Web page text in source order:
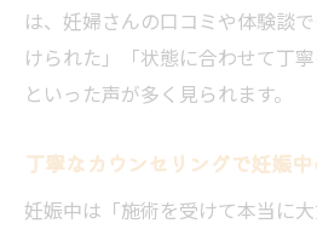
は、妊婦さんの口コミや体験談
けられた」「状態に合わせて丁寧
といった声が多く見られます。
丁寧なカウンセリングで妊娠
妊娠中は「施術を受けて本当に